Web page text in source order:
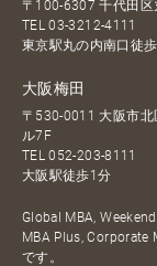
〒100-6307 千代田
TEL03-3212-4111
東京駅丸の内南口徒
大阪梅田
〒530-0011 大阪市北
ル7F
TEL052-203-8111
大阪駅徒歩1分
Global MBA,
MBA Plus, Corporate
です。